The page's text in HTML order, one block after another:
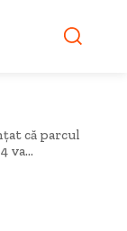
că parcul
va...